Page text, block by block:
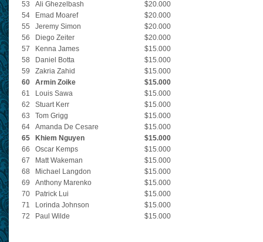
53 Ali Ghezelbash
$20.000
54
Emad Moaref
$20.000
55
Jeremy Simon
$20.000
56
Diego Zeiter
$20.000
57
Kenna James
$15.000
58
Daniel Botta
$15.000
59
Zakria Zahid
$15.000
60
Armin Zoike
$15.000
61
Louis Sawa
$15.000
62
Stuart Kerr
$15.000
63
Tom Grigg
$15.000
64
Amanda De Cesare
$15.000
65
Khiem Nguyen
$15.000
66
Oscar Kemps
$15.000
67
Matt Wakeman
$15.000
68
Michael Langdon
$15.000
69
Anthony Marenko
$15.000
70
Patrick Lui
$15.000
71
Lorinda Johnson
$15.000
72
Paul Wilde $15.000